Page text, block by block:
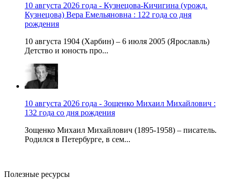
10 августа 2026 года - Кузнецова-Кичигина (урожд.
Кузнецова) Вера Емельяновна : 122 года со дня
рождения
10 августа 1904 (Харбин) – 6 июля 2005 (Ярославль)
Детство и юность про...
10 августа 2026 года - Зощенко Михаил Михайлович :
132 года со дня рождения
Зощенко Михаил Михайлович (1895-1958) – писатель.
Родился в Петербурге, в сем...
Полезные ресурсы